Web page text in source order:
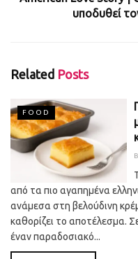
υποδυθεί
Related Posts
FOOD
από τα πιο αγαπημένα
ανάμεσα στη βελούδινη
καθορίζει το αποτέλεσμα.
έναν παραδοσιακό...